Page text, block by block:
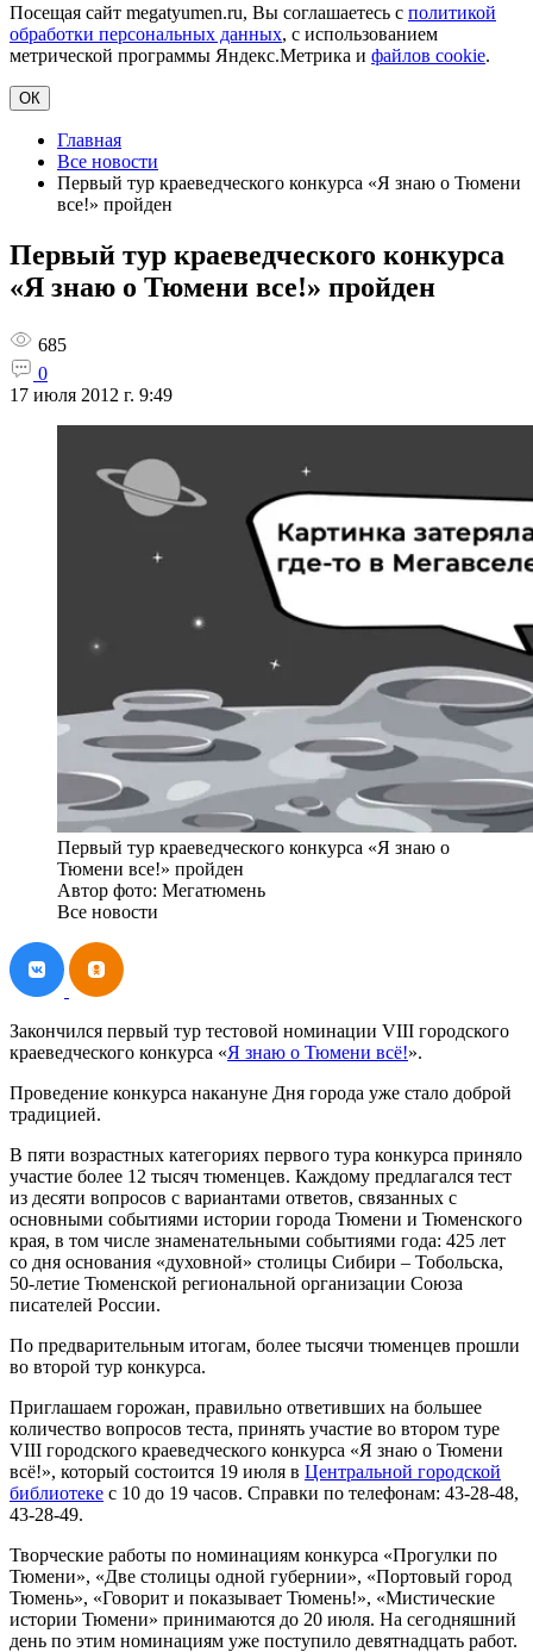
Посещая сайт megatyumen.ru, Вы соглашаетесь с политикой
обработки персональных данных, с использованием
метрической программы Яндекс.Метрика и файлов cookie.
ОК
Главная
Все новости
Первый тур краеведческого конкурса «Я знаю о Тюмени
все!» пройден
Первый тур краеведческого конкурса
«Я знаю о Тюмени все!» пройден
685
0
17 июля 2012 г. 9:49
Первый тур краеведческого конкурса «Я знаю о
Тюмени все!» пройден
Автор фото: Мегатюмень
Все новости
Закончился первый тур тестовой номинации VIII городского
краеведческого конкурса «Я знаю о Тюмени всё!».
Проведение конкурса накануне Дня города уже стало доброй
традицией.
В пяти возрастных категориях первого тура конкурса приняло
участие более 12 тысяч тюменцев. Каждому предлагался тест
из десяти вопросов с вариантами ответов, связанных с
основными событиями истории города Тюмени и Тюменского
края, в том числе знаменательными событиями года: 425 лет
со дня основания «духовной» столицы Сибири – Тобольска,
50-летие Тюменской региональной организации Союза
писателей России.
По предварительным итогам, более тысячи тюменцев прошли
во второй тур конкурса.
Приглашаем горожан, правильно ответивших на большее
количество вопросов теста, принять участие во втором туре
VIII городского краеведческого конкурса «Я знаю о Тюмени
всё!», который состоится 19 июля в Центральной городской
библиотеке с 10 до 19 часов. Справки по телефонам: 43-28-48,
43-28-49.
Творческие работы по номинациям конкурса «Прогулки по
Тюмени», «Две столицы одной губернии», «Портовый город
Тюмень», «Говорит и показывает Тюмень!», «Мистические
истории Тюмени» принимаются до 20 июля. На сегодняшний
день по этим номинациям уже поступило девятнадцать работ.